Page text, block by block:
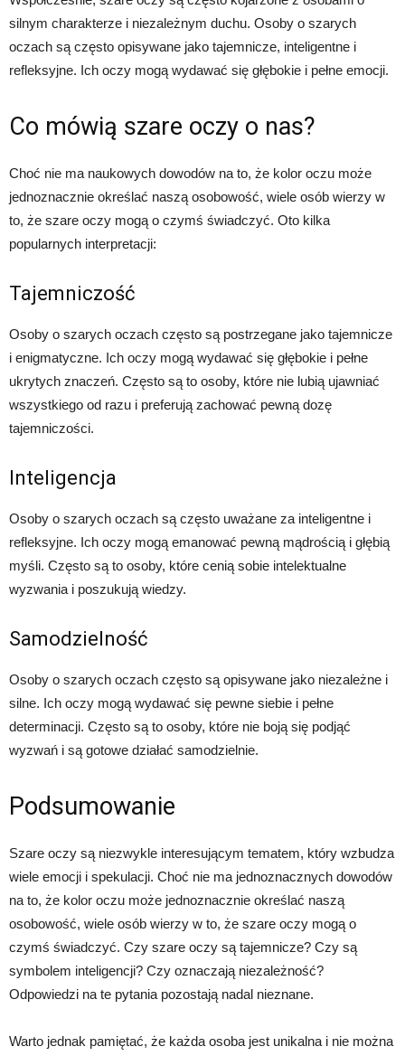
silnym charakterze i niezależnym duchu. Osoby o szarych
oczach są często opisywane jako tajemnicze, inteligentne i
refleksyjne. Ich oczy mogą wydawać się głębokie i pełne emocji.
Co mówią szare oczy o nas?
Choć nie ma naukowych dowodów na to, że kolor oczu może
jednoznacznie określać naszą osobowość, wiele osób wierzy w
to, że szare oczy mogą o czymś świadczyć. Oto kilka
popularnych interpretacji:
Tajemniczość
Osoby o szarych oczach często są postrzegane jako tajemnicze
i enigmatyczne. Ich oczy mogą wydawać się głębokie i pełne
ukrytych znaczeń. Często są to osoby, które nie lubią ujawniać
wszystkiego od razu i preferują zachować pewną dozę
tajemniczości.
Inteligencja
Osoby o szarych oczach są często uważane za inteligentne i
refleksyjne. Ich oczy mogą emanować pewną mądrością i głębią
myśli. Często są to osoby, które cenią sobie intelektualne
wyzwania i poszukują wiedzy.
Samodzielność
Osoby o szarych oczach często są opisywane jako niezależne i
silne. Ich oczy mogą wydawać się pewne siebie i pełne
determinacji. Często są to osoby, które nie boją się podjąć
wyzwań i są gotowe działać samodzielnie.
Podsumowanie
Szare oczy są niezwykle interesującym tematem, który wzbudza
wiele emocji i spekulacji. Choć nie ma jednoznacznych dowodów
na to, że kolor oczu może jednoznacznie określać naszą
osobowość, wiele osób wierzy w to, że szare oczy mogą o
czymś świadczyć. Czy szare oczy są tajemnicze? Czy są
symbolem inteligencji? Czy oznaczają niezależność?
Odpowiedzi na te pytania pozostają nadal nieznane.
Warto jednak pamiętać, że każda osoba jest unikalna i nie można